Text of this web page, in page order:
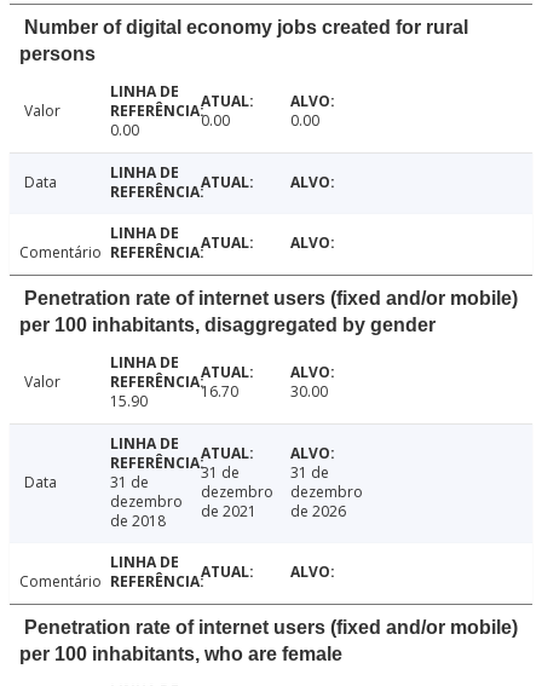
Number of digital economy jobs created for rural
persons
Valor
0.00
0.00 0.00
Data
Comentário
Penetration rate of internet users (fixed and/or mobile)
per 100 inhabitants, disaggregated by gender
Valor
15.90
16.70 30.00
Data
31 de
dezembro
de 2018
31 de
dezembro
de 2021
31 de
dezembro
de 2026
Comentário
Penetration rate of internet users (fixed and/or mobile)
per 100 inhabitants, who are female